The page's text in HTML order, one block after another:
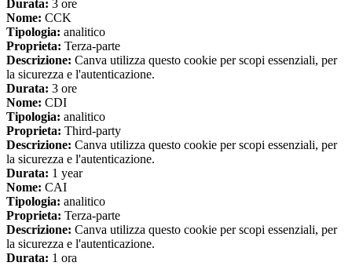
Durata: 3 ore
Nome: CCK
Tipologia: analitico
Proprieta: Terza-parte
Descrizione: Canva utilizza questo cookie per scopi essenziali, per
la sicurezza e l'autenticazione.
Durata: 3 ore
Nome: CDI
Tipologia: analitico
Proprieta: Third-party
Descrizione: Canva utilizza questo cookie per scopi essenziali, per
la sicurezza e l'autenticazione.
Durata: 1 year
Nome: CAI
Tipologia: analitico
Proprieta: Terza-parte
Descrizione: Canva utilizza questo cookie per scopi essenziali, per
la sicurezza e l'autenticazione.
Durata: 1 ora